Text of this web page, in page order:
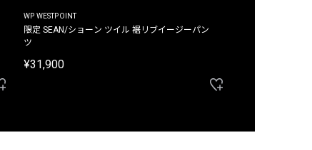
WP WESTPOINT
限定 SEAN/ショーン ツイル 裾リブイージーパン
ツ
¥31,900